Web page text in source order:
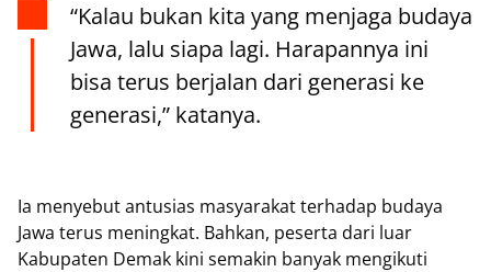
‎“Kalau bukan kita yang menjaga budaya
Jawa, lalu siapa lagi. Harapannya ini
bisa terus berjalan dari generasi ke
generasi,” katanya.
‎Ia menyebut antusias masyarakat terhadap budaya
Jawa terus meningkat. Bahkan, peserta dari luar
Kabupaten Demak kini semakin banyak mengikuti